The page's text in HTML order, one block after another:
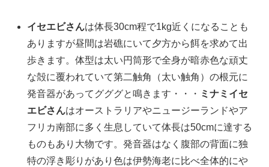
イセエビさんは体長30cm程で1kg近くになることも
ありますが昼間は岩礁にいて夕方から餌を求めて出
歩きます。体型は太い円筒形で全身が暗赤色な頑丈
な殻に覆われていて第二触角（太い触角）の根元に
発音器があってグググと鳴きます・・・ ミナミイセ
エビさんはオーストラリアやニュージーランドやア
フリカ南部に多く生息していて体長は50cmに達する
ものもあり大物です。発音器はなく腹部の背面に独
特の浮き彫りがあり色は伊勢海老に比べ全体的にや